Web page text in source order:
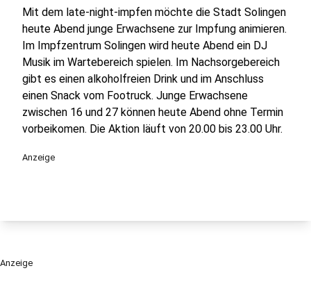
Mit dem late-night-impfen möchte die Stadt Solingen
heute Abend junge Erwachsene zur Impfung animieren.
Im Impfzentrum Solingen wird heute Abend ein DJ
Musik im Wartebereich spielen. Im Nachsorgebereich
gibt es einen alkoholfreien Drink und im Anschluss
einen Snack vom Footruck. Junge Erwachsene
zwischen 16 und 27 können heute Abend ohne Termin
vorbeikomen. Die Aktion läuft von 20.00 bis 23.00 Uhr.
Anzeige
Anzeige